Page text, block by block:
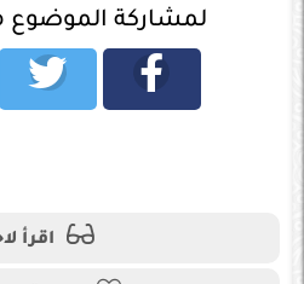
لمشاركة الموضوع
اقرأ